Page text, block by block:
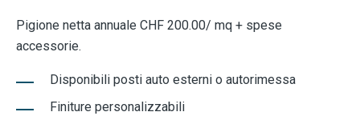
Pigione netta annuale CHF 200.00/ mq + spese
accessorie.
Disponibili posti auto esterni o autorimessa
Finiture personalizzabili